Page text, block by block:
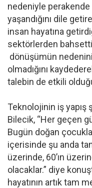
nedeniyle
yaşandığını dile
insan hayatına
sektörlerden
dönüşümün
olmadığını
talebin de etkili
Teknolojinin iş
Bilecik, “Her geçen
Bugün doğan
içerisinde şu anda
üzerinde, 60’ın
olacaklar.” diye
hayatının artık tam